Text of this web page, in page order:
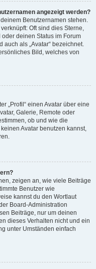
angezeigt werden?
Benutzernamen stehen.
Oft sind dies Sterne,
deinen Status im Forum
als „Avatar“ bezeichnet.
Bild, welches von
„Profil“ einen Avatar über eine
Galerie, Remote oder
ob und wie die
Avatar benutzen kannst,
zeigen an, wie viele Beiträge
Benutzer wie
kannst du den Wortlaut
Board-Administration
Beiträge, nur um deinen
dieses Verhalten nicht und ein
unter Umständen einfach